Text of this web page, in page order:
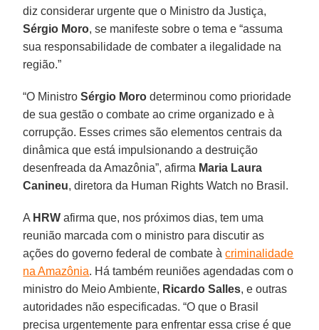
diz considerar urgente que o Ministro da Justiça,
Sérgio Moro, se manifeste sobre o tema e “assuma
sua responsabilidade de combater a ilegalidade na
região.”
“O MinistroSérgio Moro determinou como prioridade
de sua gestão o combate ao crime organizado e à
corrupção. Esses crimes são elementos centrais da
dinâmica que está impulsionando a destruição
desenfreada da Amazônia”, afirma Maria Laura
Canineu, diretora da Human Rights Watch no Brasil.
A HRW afirma que, nos próximos dias, tem uma
reunião marcada com o ministro para discutir as
ações do governo federal de combate àcriminalidade
na Amazônia. Há também reuniões agendadas com o
ministro do Meio Ambiente, Ricardo Salles, e outras
autoridades não especificadas. “O que o Brasil
precisa urgentemente para enfrentar essa crise é que